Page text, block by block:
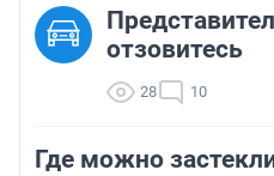
отзовитесь
28 10
Где можно